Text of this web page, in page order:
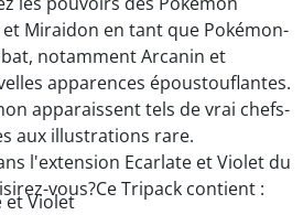
Miraidon en tant que Pokémon-
notamment Arcanin et
apparences époustouflantes.
apparaissent tels de vrai chefs-
aux illustrations rare.
l'extension Ecarlate et Violet du
vous?Ce Tripack contient :
et Violet